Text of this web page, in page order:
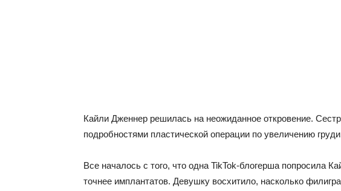
Кайли Дженнер решилась на неожиданное откровение.
подробностями пластической операции по увеличению
Все началось с того, что одна TikTok-блогерша попросила
точнее имплантатов. Девушку восхитило, насколько